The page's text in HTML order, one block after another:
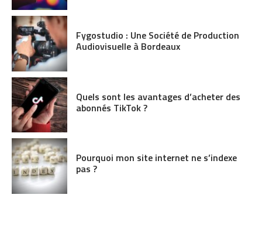
Fygostudio : Une Société de Production
Audiovisuelle à Bordeaux
Quels sont les avantages d’acheter des
abonnés TikTok ?
Pourquoi mon site internet ne s’indexe
pas ?